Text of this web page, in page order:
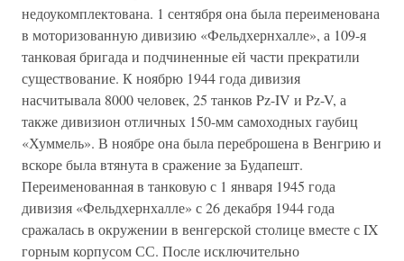
недоукомплектована. 1 сентября она была переименована
в моторизованную дивизию «Фельдхернхалле», а 109-я
танковая бригада и подчиненные ей части прекратили
существование. К ноябрю 1944 года дивизия
насчитывала 8000 человек, 25 танков Pz-IV и Pz-V, а
также дивизион отличных 150-мм самоходных гаубиц
«Хуммель». В ноябре она была переброшена в Венгрию и
вскоре была втянута в сражение за Будапешт.
Переименованная в танковую с 1 января 1945 года
дивизия «Фельдхернхалле» с 26 декабря 1944 года
сражалась в окружении в венгерской столице вместе с IX
горным корпусом СС. После исключительно